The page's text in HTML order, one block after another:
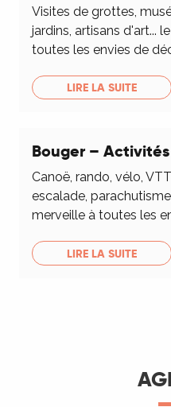
Visites de grottes,
jardins, artisans d'art...
toutes les envies de
LIRE LA SUITE
Bouger –
Canoë, rando, vélo,
escalade,
merveille à toutes les
LIRE LA SUITE